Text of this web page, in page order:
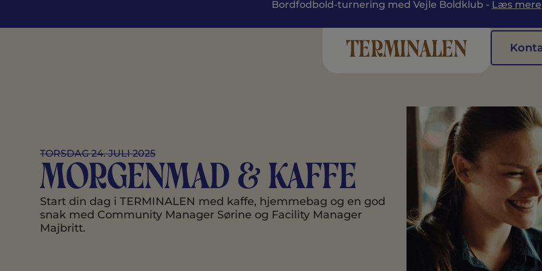
Bordfodbold-turnering med Vejle Boldklub - Læs mere
TORSDAG 24. JULI 2025
Morgenmad & kaffe
Start din dag i TERMINALEN med kaffe, hjemmebag og en god
snak med Community Manager Sørine og Facility Manager
Majbritt.